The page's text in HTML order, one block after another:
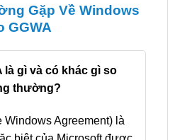
Gặp Về Windows
GGWA
là gì và có khác gì so
thường?
Windows Agreement) là